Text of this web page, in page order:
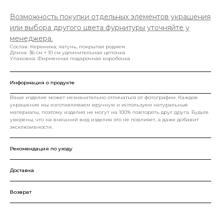
Возможность покупки отдельных элементов украшения
или выбора другого цвета фурнитуры уточняйте у
менеджера.
Состав: Керамика; латунь, покрытая родием
Длина: 36 см + 10 см удлинительная цепочка
Упаковка: Фирменная подарочная коробочка
Информация о продукте
Ваше изделие может незначительно отличаться от фотографии. Каждое
украшение мы изготавливаем вручную и используем натуральные
материалы, поэтому изделия не могут на 100% повторять друг друга. Будьте
уверены, что на внешний вид изделия это не повлияет, а даже добавит
эксклюзивности.
Рекомендация по уходу
Доставка
Возврат